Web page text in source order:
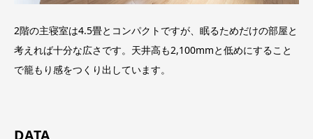
2階の主寝室は4.5畳とコンパクトですが、眠るためだけの部屋と
考えれば十分な広さです。天井高も2,100mmと低めにすること
で籠もり感をつくり出しています。
DATA